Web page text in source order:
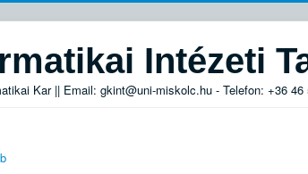
Intézeti
Kar || Email: gkint@uni-miskolc.hu - Telefon: +36 46